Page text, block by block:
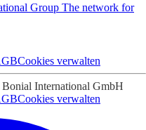
Group The network for
Cookies verwalten
International GmbH
Cookies verwalten